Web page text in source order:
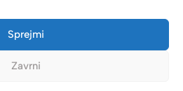
Sprejmi
Zavrni